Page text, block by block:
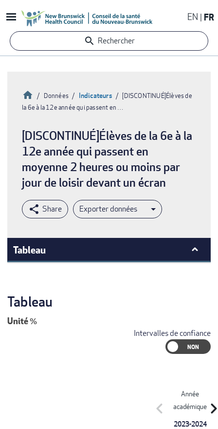
au
contenu
principal
EN FR
Rechercher
d'Ariane
Accueil
Données Indicateurs
[DISCONTINUÉ]Élèves de
la 6e à la 12e année qui passent en …
[DISCONTINUÉ]Élèves de la 6e à la
12e année qui passent en
moyenne 2 heures ou moins par
jour de loisir devant un écran
Exporter données
Tableau
Tableau
Unité%
Intervalles de confiance
Année
académique
2023-2024
chevron_left